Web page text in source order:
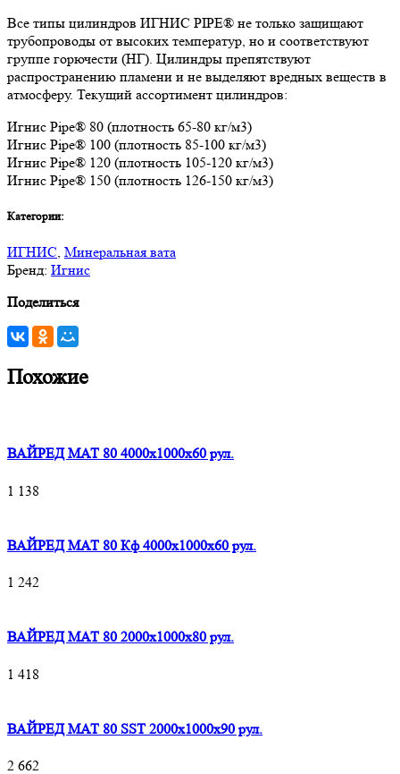
Все типы цилиндров ИГНИС PIPE® не только защищают
трубопроводы от высоких температур, но и соответствуют
группе горючести (НГ). Цилиндры препятствуют
распространению пламени и не выделяют вредных веществ в
атмосферу. Текущий ассортимент цилиндров:
Игнис Pipe® 80 (плотность 65-80 кг/м3)
Игнис Pipe® 100 (плотность 85-100 кг/м3)
Игнис Pipe® 120 (плотность 105-120 кг/м3)
Игнис Pipe® 150 (плотность 126-150 кг/м3)
Категории:
ИГНИС, Минеральная вата
Бренд: Игнис
Поделиться
Похожие
ВАЙРЕД МАТ 80 4000x1000x60 рул.
1 138
ВАЙРЕД МАТ 80 Кф 4000x1000x60 рул.
1 242
ВАЙРЕД МАТ 80 2000x1000x80 рул.
1 418
ВАЙРЕД МАТ 80 SST 2000x1000x90 рул.
2 662